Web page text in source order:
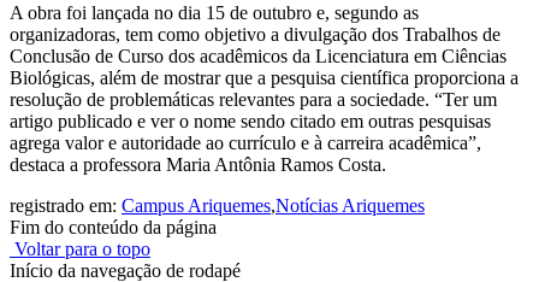
A obra foi lançada no dia 15 de outubro e, segundo as
organizadoras, tem como objetivo a divulgação dos Trabalhos de
Conclusão de Curso dos acadêmicos da Licenciatura em Ciências
Biológicas, além de mostrar que a pesquisa científica proporciona a
resolução de problemáticas relevantes para a sociedade. “Ter um
artigo publicado e ver o nome sendo citado em outras pesquisas
agrega valor e autoridade ao currículo e à carreira acadêmica”,
destaca a professora Maria Antônia Ramos Costa.
registrado em: Campus Ariquemes,Notícias Ariquemes
Fim do conteúdo da página
Voltar para o topo
Início da navegação de rodapé